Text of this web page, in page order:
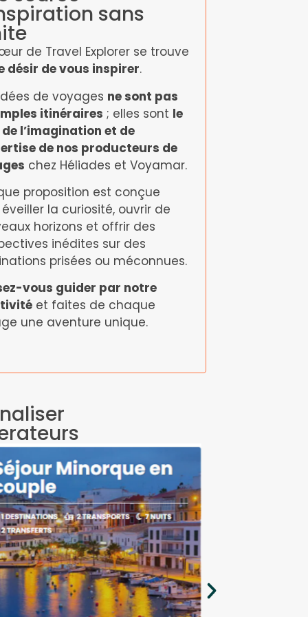
sans
de Travel Explorer se trouve
désir de vous inspirer.
de voyages ne sont pas
itinéraires ; elles sont le
l’imagination et de
de nos producteurs de
chez Héliades et Voyamar.
proposition est conçue
la curiosité, ouvrir de
horizons et offrir des
inédites sur des
prisées ou méconnues.
vous guider par notre
et faites de chaque
une aventure unique.